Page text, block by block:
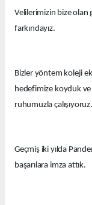
Velilerimizin bize olan
farkındayız.
Bizler yöntem koleji
hedefimize koyduk
ruhumuzla çalışıyoruz.
Geçmiş iki yılda
başarılara imza attık.